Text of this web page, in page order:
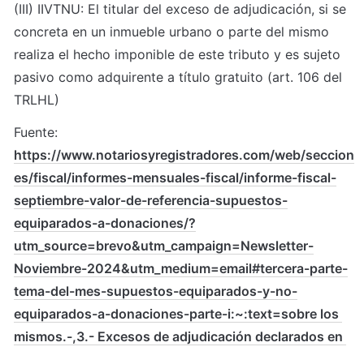
(III) IIVTNU: El titular del exceso de adjudicación, si se
concreta en un inmueble urbano o parte del mismo
realiza el hecho imponible de este tributo y es sujeto
pasivo como adquirente a título gratuito (art. 106 del
TRLHL)
https://www.notariosyregistradores.com/web/seccion
es/fiscal/informes-mensuales-fiscal/informe-fiscal-
septiembre-valor-de-referencia-supuestos-
equiparados-a-donaciones/?
utm_source=brevo&utm_campaign=Newsletter-
Noviembre-2024&utm_medium=email#tercera-parte-
tema-del-mes-supuestos-equiparados-y-no-
equiparados-a-donaciones-parte-i:~:text=sobre los
mismos.-,3.- Excesos de adjudicación declarados en